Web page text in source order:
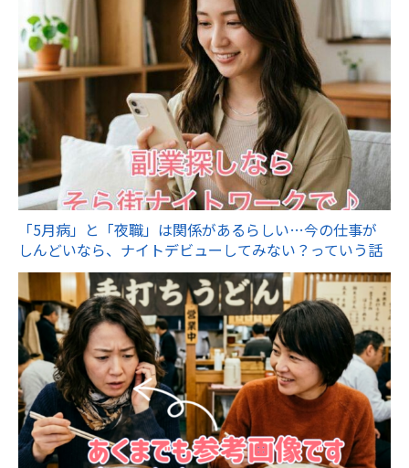
「5月病」と「夜職」は関係があるらしい…今の仕事が
しんどいなら、ナイトデビューしてみない？っていう話